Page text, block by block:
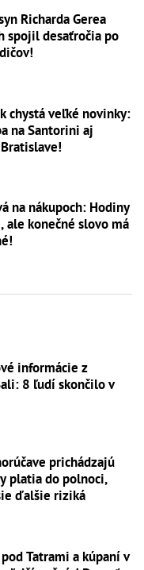
Richarda Gerea
spojil desaťročia po
chystá veľké novinky:
na Santorini aj
na nákupoch: Hodiny
ale konečné slovo má
informácie z
8 ľudí skončilo v
prichádzajú
platia do polnoci,
ďalšie riziká
Tatrami a kúpaní v